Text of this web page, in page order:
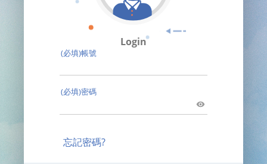
Login
(必填)帳號
(必填)密碼
忘記密碼?